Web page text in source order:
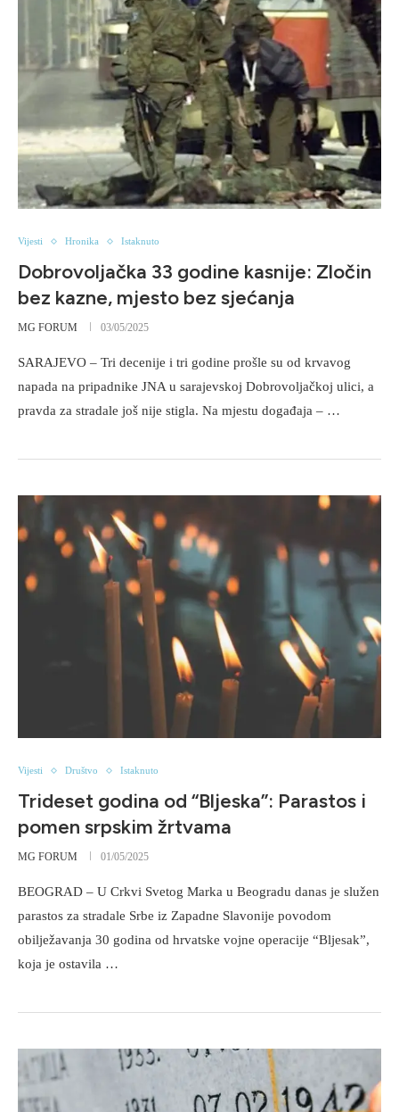
Vijesti Hronika Istaknuto
Dobrovoljačka 33 godine kasnije: Zločin
bez kazne, mjesto bez sjećanja
MG FORUM 03/05/2025
SARAJEVO – Tri decenije i tri godine prošle su od krvavog
napada na pripadnike JNA u sarajevskoj Dobrovoljačkoj ulici, a
pravda za stradale još nije stigla. Na mjestu događaja – …
Vijesti Društvo Istaknuto
Trideset godina od “Bljeska”: Parastos i
pomen srpskim žrtvama
MG FORUM 01/05/2025
BEOGRAD – U Crkvi Svetog Marka u Beogradu danas je služen
parastos za stradale Srbe iz Zapadne Slavonije povodom
obilježavanja 30 godina od hrvatske vojne operacije “Bljesak”,
koja je ostavila …